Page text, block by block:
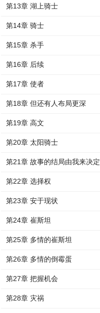
第13章 湖上骑士
第14章 骑士
第15章 杀手
第16章 后续
第17章 使者
第18章 但还有人布局更深
第19章 高文
第20章 太阳骑士
第21章 故事的结局由我来决定
第22章 选择权
第23章 安于现状
第24章 崔斯坦
第25章 多情的崔斯坦
第26章 多情的倒霉蛋
第27章 把握机会
第28章 灾祸